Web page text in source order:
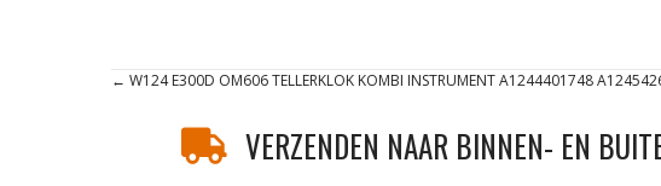
Posts
navigation
← W124 E300D OM606 TELLERKLOK KOMBI INSTRUMENT A1244401748
VERZENDEN NAAR BINNEN- EN